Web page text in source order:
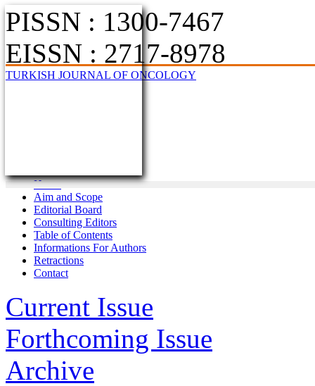
PISSN : 1300-7467
EISSN : 2717-8978
TURKISH JOURNAL OF ONCOLOGY
Home
Aim and Scope
Editorial Board
Consulting Editors
Table of Contents
Informations For Authors
Retractions
Contact
Current Issue
Forthcoming Issue
Archive